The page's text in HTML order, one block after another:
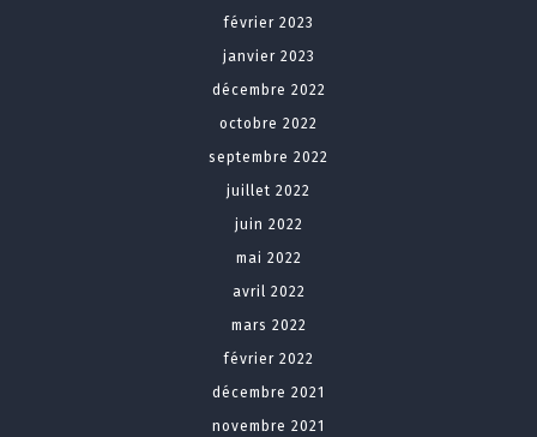
février 2023
janvier 2023
décembre 2022
octobre 2022
septembre 2022
juillet 2022
juin 2022
mai 2022
avril 2022
mars 2022
février 2022
décembre 2021
novembre 2021